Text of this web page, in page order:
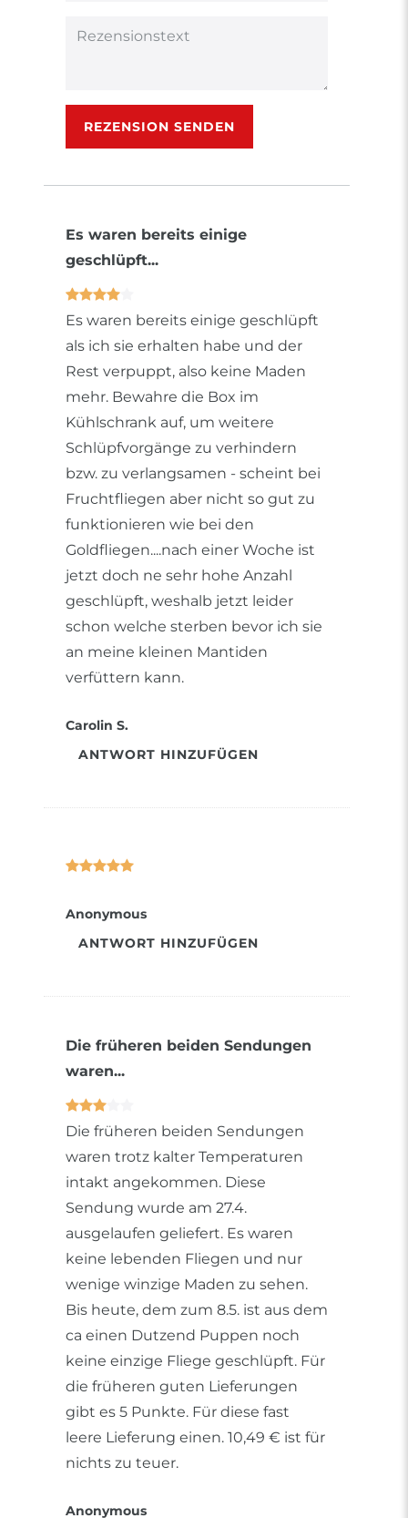
Rezensionstext
REZENSION SENDEN
Es waren bereits einige
geschlüpft...
Es waren bereits einige geschlüpft
als ich sie erhalten habe und der
Rest verpuppt, also keine Maden
mehr. Bewahre die Box im
Kühlschrank auf, um weitere
Schlüpfvorgänge zu verhindern
bzw. zu verlangsamen - scheint bei
Fruchtfliegen aber nicht so gut zu
funktionieren wie bei den
Goldfliegen....nach einer Woche ist
jetzt doch ne sehr hohe Anzahl
geschlüpft, weshalb jetzt leider
schon welche sterben bevor ich sie
an meine kleinen Mantiden
verfüttern kann.
Carolin S.
ANTWORT HINZUFÜGEN
Anonymous
ANTWORT HINZUFÜGEN
Die früheren beiden Sendungen
waren...
Die früheren beiden Sendungen
waren trotz kalter Temperaturen
intakt angekommen. Diese
Sendung wurde am 27.4.
ausgelaufen geliefert. Es waren
keine lebenden Fliegen und nur
wenige winzige Maden zu sehen.
Bis heute, dem zum 8.5. ist aus dem
ca einen Dutzend Puppen noch
keine einzige Fliege geschlüpft. Für
die früheren guten Lieferungen
gibt es 5 Punkte. Für diese fast
leere Lieferung einen. 10,49 € ist für
nichts zu teuer.
Anonymous